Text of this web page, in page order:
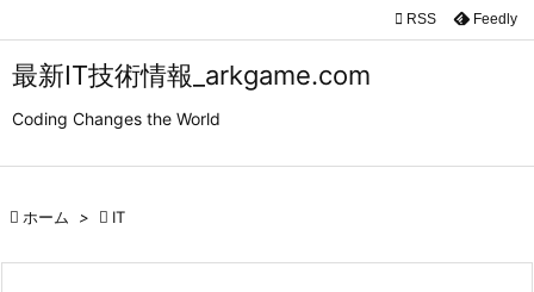
最新IT技術情報_arkgame.com
Coding Changes the World


 RSS Feedly
 ホーム >  IT